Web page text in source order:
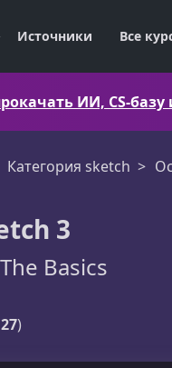
Источники Все
ИИ, CS-
Категория sketch
3
Basics
27)